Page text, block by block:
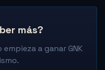
más?
a ganar GNK